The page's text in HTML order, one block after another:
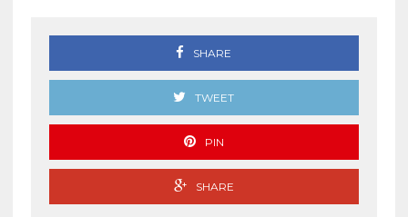
SHARE
TWEET
PIN
SHARE